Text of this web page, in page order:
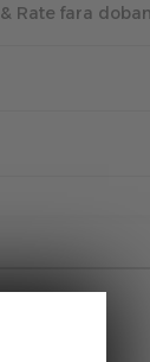
Rate fara